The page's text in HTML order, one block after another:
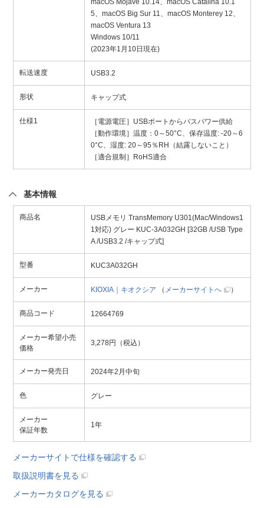
macOS Mojave 10.14、macOS Catalina 10.1
5、macOS Big Sur 11、macOS Monterey 12、
macOS Ventura 13
Windows 10/11
(2023年1月10日現在)
転送速度 USB3.2
形状 キャップ式
仕様1
［電源電圧］USBポートからバスパワー供給
［動作環境］温度：0～50°C、保存温度: -20～6
0°C、湿度: 20～95％RH（結露しないこと）
［適合規制］RoHS適合
基本情報
商品名
USBメモリ TransMemory U301(Mac/Windows1
1対応) グレー KUC-3A032GH [32GB /USB Type
A /USB3.2 /キャップ式]
型番 KUC3A032GH
メーカー KIOXIA｜キオクシア （ メーカーサイトへ ）
商品コード 12664769
メーカー希望小売
価格
3,278円（税込）
メーカー発売日 2024年2月中旬
色 グレー
メーカー
保証年数
1年
メーカーサイトで仕様を確認する
取扱説明書を見る
メーカーカタログを見る